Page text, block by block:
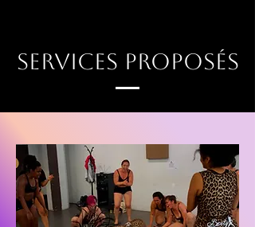
Services proposés